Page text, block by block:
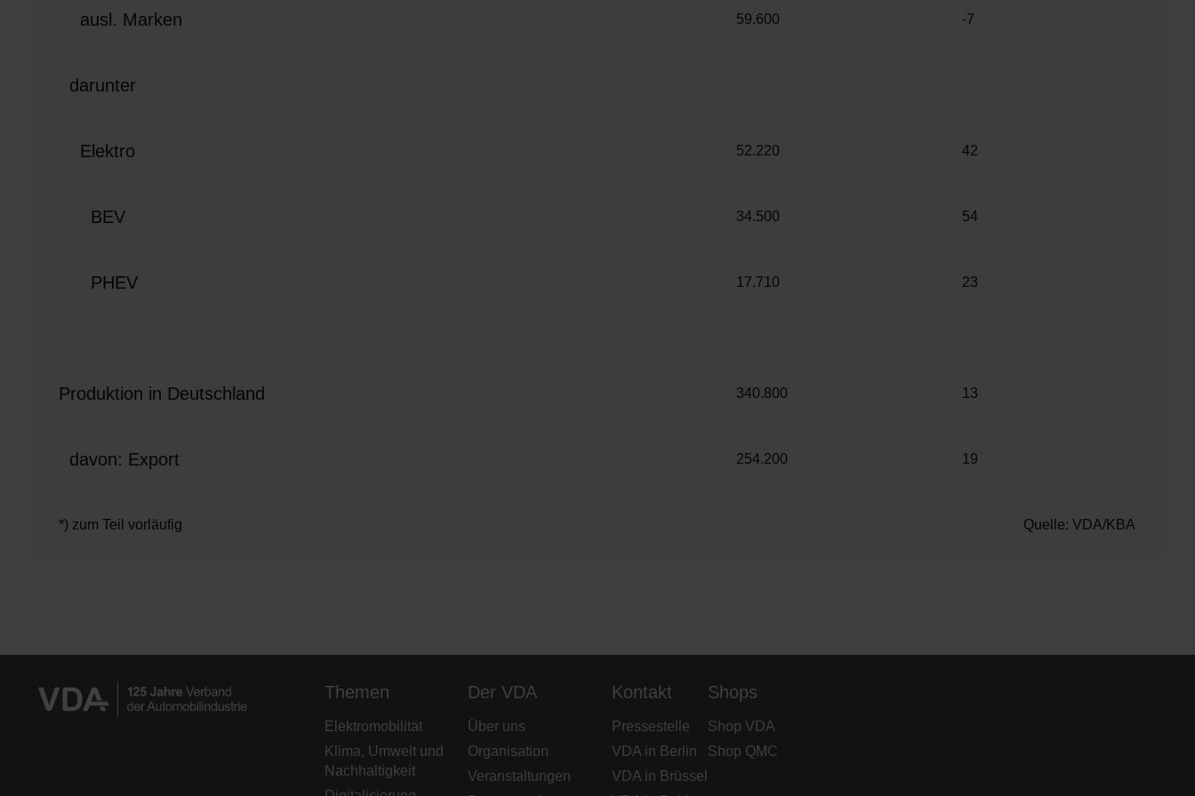
ausl. Marken 59.600 -7
darunter
Elektro 52.220 42
BEV 34.500 54
PHEV 17.710 23
Produktion in Deutschland 340.800 13
davon: Export 254.200 19
*) zum Teil vorläufig Quelle: VDA/KBA
Themen
Elektromobilität
Klima, Umwelt und
Nachhaltigkeit
Der VDA
Über uns
Organisation
Veranstaltungen
Kontakt
Pressestelle
VDA in Berlin
VDA in Brüssel
Shops
Shop VDA
Shop QMC